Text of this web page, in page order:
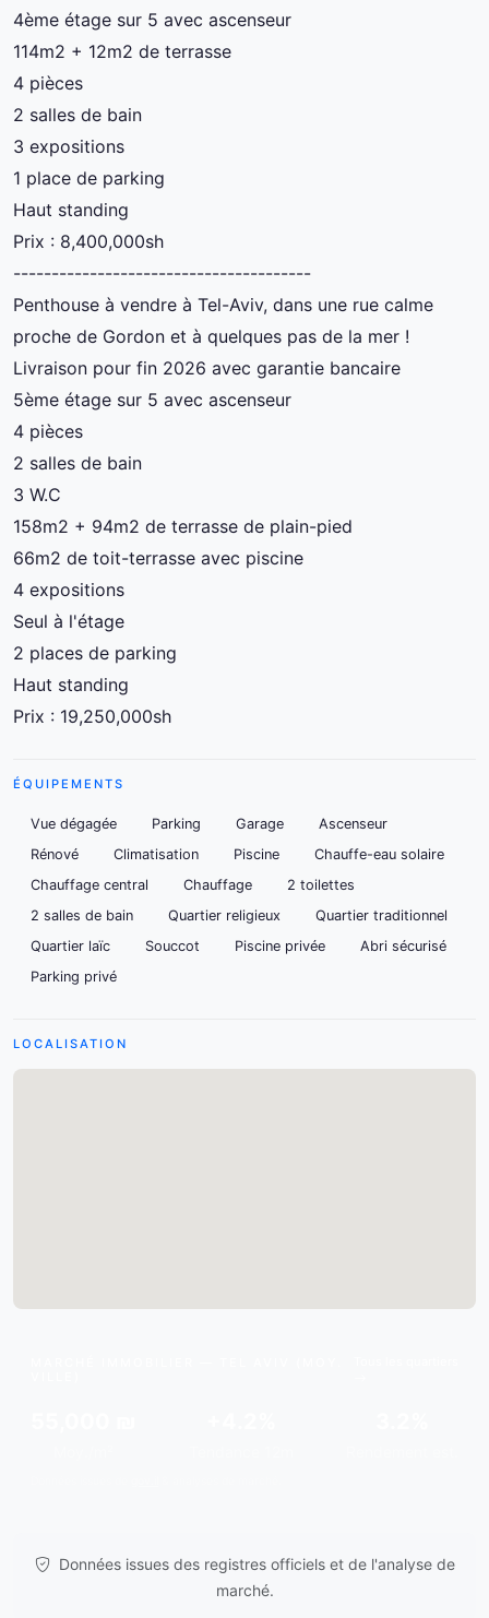
4ème étage sur 5 avec ascenseur
114m2 + 12m2 de terrasse
4 pièces
2 salles de bain
3 expositions
1 place de parking
Haut standing
Prix : 8,400,000sh
---------------------------------------
Penthouse à vendre à Tel-Aviv, dans une rue calme
proche de Gordon et à quelques pas de la mer !
Livraison pour fin 2026 avec garantie bancaire
5ème étage sur 5 avec ascenseur
4 pièces
2 salles de bain
3 W.C
158m2 + 94m2 de terrasse de plain-pied
66m2 de toit-terrasse avec piscine
4 expositions
Seul à l'étage
2 places de parking
Haut standing
Prix : 19,250,000sh
ÉQUIPEMENTS
Vue dégagée Parking Garage
Ascenseur
Rénové
Climatisation Piscine
Chauffe-eau solaire
Chauffage central
Chauffage
2 toilettes
2 salles de bain
Quartier religieux
Quartier traditionnel
Quartier laïc
Souccot Piscine privée
Abri sécurisé
Parking privé
LOCALISATION
Données issues des registres officiels et de l'analyse de
marché.